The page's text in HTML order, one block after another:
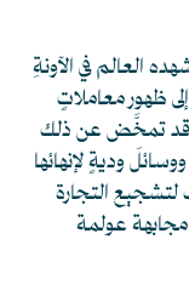
العالم في الآونةِ
ظهور معاملاتٍ
وقد تمخَّض عن ذلك
وديةٍ لإنهائها
لتشجيع التجارة
مجابهة عولمة